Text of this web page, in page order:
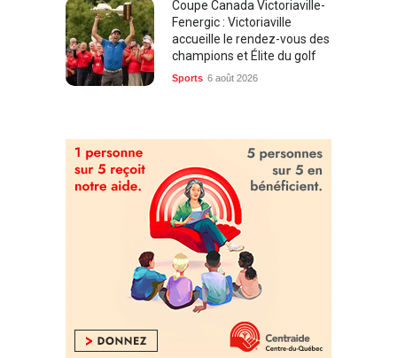
Fenergic : Victoriaville
accueille le rendez-vous des
champions et Élite du golf
6 août 2026